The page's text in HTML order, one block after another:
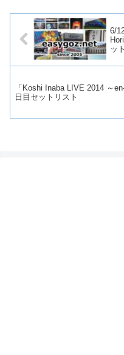
6/
ッ
「Koshi Inaba LIVE 2014 ～
日目セットリスト